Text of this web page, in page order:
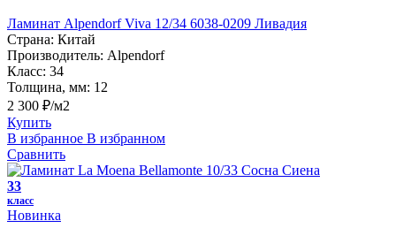
Ламинат Alpendorf Viva 12/34 6038-0209 Ливадия
Страна: Китай
Производитель: Alpendorf
Класс: 34
Толщина, мм: 12
2 300 ₽/м2
Купить
В избранное В избранном
Сравнить
33
класс
Новинка